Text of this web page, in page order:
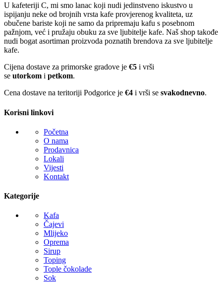
U kafeteriji C, mi smo lanac koji nudi jedinstveno iskustvo u
ispijanju neke od brojnih vrsta kafe provjerenog kvaliteta, uz
obučene bariste koji ne samo da pripremaju kafu s posebnom
pažnjom, već i pružaju obuku za sve ljubitelje kafe. Naš shop takođe
nudi bogat asortiman proizvoda poznatih brendova za sve ljubitelje
kafe.
Cijena dostave za primorske gradove je €5 i vrši
se utorkom i petkom.
Cena dostave na teritoriji Podgorice je €4 i vrši se svakodnevno.
Korisni linkovi
Početna
O nama
Prodavnica
Lokali
Vijesti
Kontakt
Kategorije
Kafa
Čajevi
Mlijeko
Oprema
Sirup
Toping
Tople čokolade
Sok